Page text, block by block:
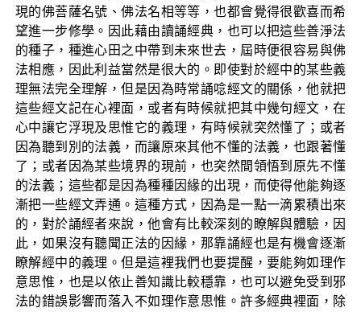
現的佛菩薩名號、佛法名相等等，也都會覺得很歡喜而希
望進一步修學。因此藉由讀誦經典，也可以把這些善淨法
的種子，種進心田之中帶到未來世去，屆時便很容易與佛
法相應，因此利益當然是很大的。即使對於經中的某些義
理無法完全理解，但是因為時常誦唸經文的關係，他就把
這些經文記在心裡面，或者有時候就把其中幾句經文，在
心中讓它浮現及思惟它的義理，有時候就突然懂了；或者
因為聽到別的法義，而讓原來其他不懂的法義，也跟著懂
了；或者因為某些境界的現前，也突然間領悟到原先不懂
的法義；這些都是因為種種因緣的出現，而使得他能夠逐
漸把一些經文弄通。這種方式，因為是一點一滴累積出來
的，對於誦經者來說，他會有比較深刻的瞭解與體驗，因
此，如果沒有聽聞正法的因緣，那靠誦經也是有機會逐漸
瞭解經中的義理。但是這裡我們也要提醒，要能夠如理作
意思惟，也是以依止善知識比較穩靠，也可以避免受到邪
法的錯誤影響而落入不如理作意思惟。許多經典裡面，除